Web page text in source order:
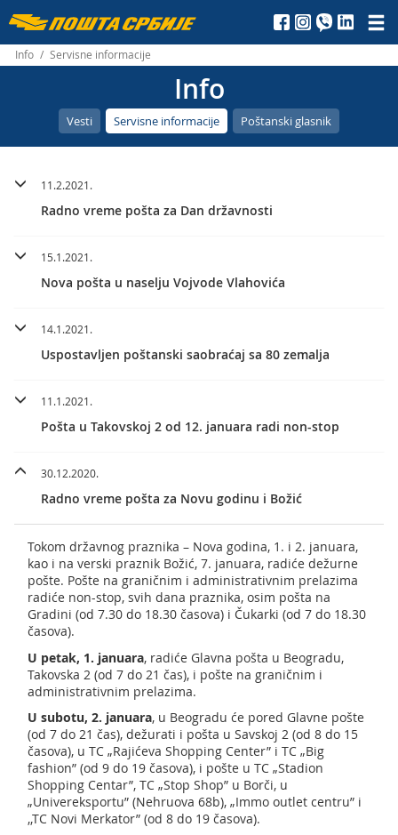
Пошта
Србије
д.о.о.
Info / Servisne informacije
Info
Vesti Servisne informacije Poštanski glasnik
11.2.2021.
Radno vreme pošta za Dan državnosti
15.1.2021.
Nova pošta u naselju Vojvode Vlahovića
14.1.2021.
Uspostavljen poštanski saobraćaj sa 80 zemalja
11.1.2021.
Pošta u Takovskoj 2 od 12. januara radi non-stop
30.12.2020.
Radno vreme pošta za Novu godinu i Božić
Tokom državnog praznika – Nova godina, 1. i 2. januara,
kao i na verski praznik Božić, 7. januara, radiće dežurne
pošte. Pošte na graničnim i administrativnim prelazima
radiće non-stop, svih dana praznika, osim pošta na
Gradini (od 7.30 do 18.30 časova) i Čukarki (od 7 do 18.30
časova).
U petak, 1. januara, radiće Glavna pošta u Beogradu,
Takovska 2 (od 7 do 21 čas), i pošte na graničnim i
administrativnim prelazima.
U subotu, 2. januara, u Beogradu će pored Glavne pošte
(od 7 do 21 čas), dežurati i pošta u Savskoj 2 (od 8 do 15
časova), u TC „Rajićeva Shopping Center” i TC „Big
fashion” (od 9 do 19 časova), i pošte u TC „Stadion
Shopping Centar”, TC „Stop Shop” u Borči, u
„Univereksportu” (Nehruova 68b), „Immo outlet centru” i
,,TC Novi Merkator” (od 8 do 19 časova).